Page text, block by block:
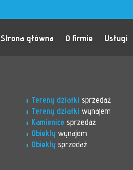
Strona główna O firmie Usługi
Tereny działki sprzedaż
Tereny działki wynajem
Kamienice sprzedaż
Obiekty wynajem
Obiekty sprzedaż